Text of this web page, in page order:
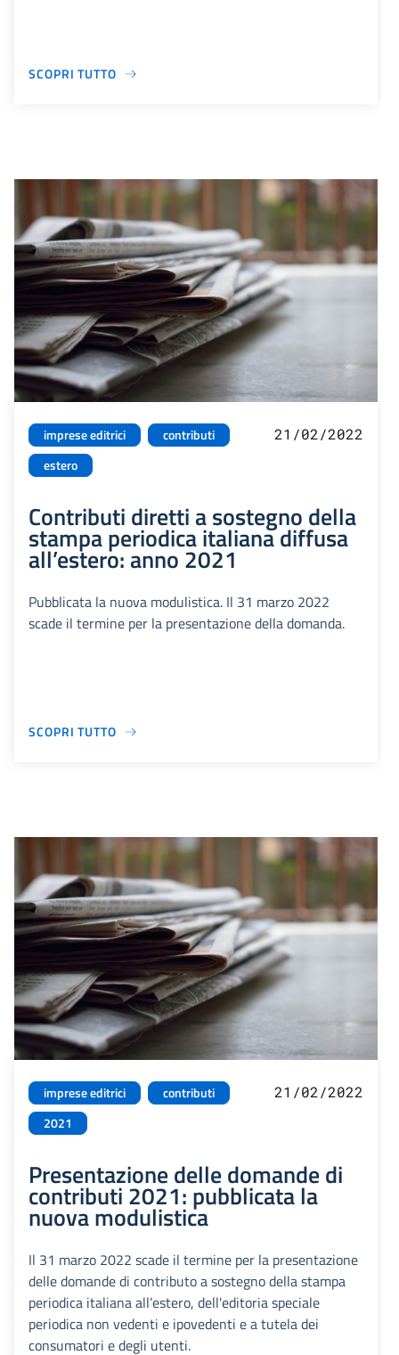
SCOPRI TUTTO
imprese editrici
contributi
estero
21/02/2022
Contributi diretti a sostegno della
stampa periodica italiana diffusa
all’estero: anno 2021
Pubblicata la nuova modulistica. Il 31 marzo 2022
scade il termine per la presentazione della domanda.
SCOPRI TUTTO
imprese editrici
contributi
2021
21/02/2022
Presentazione delle domande di
contributi 2021: pubblicata la
nuova modulistica
Il 31 marzo 2022 scade il termine per la presentazione
delle domande di contributo a sostegno della stampa
periodica italiana all’estero, dell'editoria speciale
periodica non vedenti e ipovedenti e a tutela dei
consumatori e degli utenti.